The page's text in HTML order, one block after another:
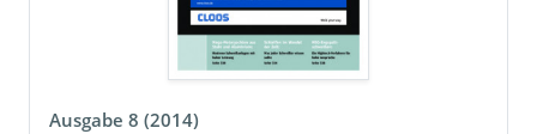
Ausgabe 8 (2014)